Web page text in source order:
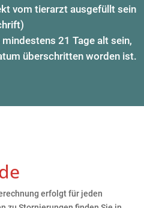
vom tierarzt ausgefüllt sein
21 Tage alt sein,
überschritten worden ist.
erfolgt für jeden